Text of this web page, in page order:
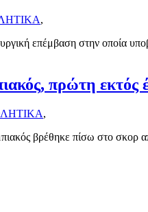
,
επέμβαση στην οποία
πρώτη εκτός
,
βρέθηκε πίσω στο σκορ